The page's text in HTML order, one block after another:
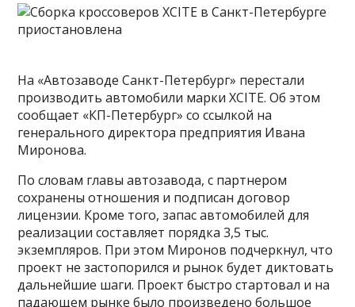
На «Автозаводе Санкт-Петербург» перестали
производить автомобили марки XCITE. Об этом
сообщает «КП-Петербург» со ссылкой на
генерального директора предприятия Ивана
Миронова.
По словам главы автозавода, с партнером
сохранены отношения и подписан договор
лицензии. Кроме того, запас автомобилей для
реализации составляет порядка 3,5 тыс.
экземпляров. При этом Миронов подчеркнул, что
проект не застопорился и рынок будет диктовать
дальнейшие шаги. Проект быстро стартовал и на
падающем рынке было произведено большое